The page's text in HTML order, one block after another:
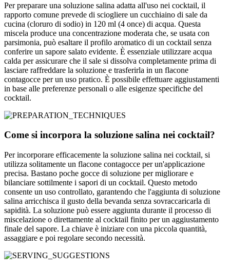
Per preparare una soluzione salina adatta all'uso nei cocktail, il
rapporto comune prevede di sciogliere un cucchiaino di sale da
cucina (cloruro di sodio) in 120 ml (4 once) di acqua. Questa
miscela produce una concentrazione moderata che, se usata con
parsimonia, può esaltare il profilo aromatico di un cocktail senza
conferire un sapore salato evidente. È essenziale utilizzare acqua
calda per assicurare che il sale si dissolva completamente prima di
lasciare raffreddare la soluzione e trasferirla in un flacone
contagocce per un uso pratico. È possibile effettuare aggiustamenti
in base alle preferenze personali o alle esigenze specifiche del
cocktail.
Come si incorpora la soluzione salina nei cocktail?
Per incorporare efficacemente la soluzione salina nei cocktail, si
utilizza solitamente un flacone contagocce per un'applicazione
precisa. Bastano poche gocce di soluzione per migliorare e
bilanciare sottilmente i sapori di un cocktail. Questo metodo
consente un uso controllato, garantendo che l'aggiunta di soluzione
salina arricchisca il gusto della bevanda senza sovraccaricarla di
sapidità. La soluzione può essere aggiunta durante il processo di
miscelazione o direttamente al cocktail finito per un aggiustamento
finale del sapore. La chiave è iniziare con una piccola quantità,
assaggiare e poi regolare secondo necessità.